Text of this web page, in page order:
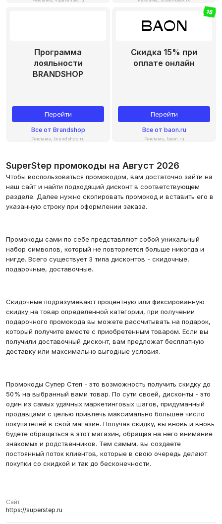
Программа
лояльности
BRANDSHOP
Перейти
Все от Brandshop
Реклама, brandshop.ru
15
Скидка 15% при
оплате онлайн
Перейти
Все от baon.ru
Реклама, baon.ru
SuperStep промокоды на Август 2026
Чтобы воспользоваться промокодом, вам достаточно зайти на
наш сайт и найти подходящий дисконт в соответствующем
разделе. Далее нужно скопировать промокод и вставить его в
указанную строку при оформлении заказа.
Промокоды сами по себе представляют собой уникальный
набор символов, который не повторяется больше никогда и
нигде. Всего существует 3 типа дисконтов - скидочные,
подарочные, доставочные.
Скидочные подразумевают процентную или фиксированную
скидку на товар определенной категории, при получении
подарочного промокода вы можете рассчитывать на подарок,
который получите вместе с приобретенным товаром. Если вы
получили доставочный дисконт, вам предложат бесплатную
доставку или максимально выгодные условия.
Промокоды Супер Степ - это возможность получить скидку до
50% на выбранный вами товар. По сути своей, дисконты - это
один из самых удачных маркетинговых шагов, придуманный
продавцами с целью привлечь максимально большее число
покупателей в свой магазин. Получая скидку, вы вновь и вновь
будете обращаться в этот магазин, обращая на него внимание
знакомых и родственников. Тем самым, вы создаете
постоянный поток клиентов, которые в свою очередь делают
покупки со скидкой и так до бесконечности.
Сайт
https://superstep.ru